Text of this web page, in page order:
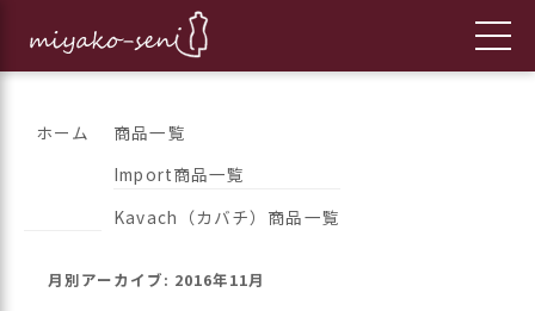
フランス、イタリア、アメリカ
のインポートファッションとオ
都繊維の日々のニュースをお伝えします
ホーム
商品一覧
Import商品一覧
Kavach（カバチ）商品一覧
月別アーカイブ: 2016年11月